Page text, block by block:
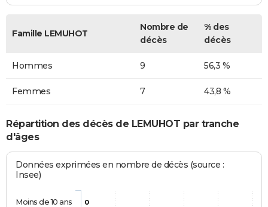
Famille LEMUHOT
Nombre de
décès
% des
décès
Hommes 9 56,3 %
Femmes 7 43,8 %
Répartition des décès de LEMUHOT par tranche
d'âges
Données exprimées en nombre de décès (source :
Insee)
0
Moins de 10 ans